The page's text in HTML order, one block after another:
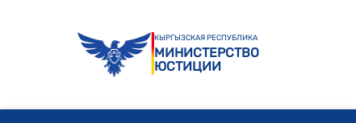
КЫРГЫЗСКАЯ РЕСПУБЛИКА
МИНИСТЕРСТВО
ЮСТИЦИИ